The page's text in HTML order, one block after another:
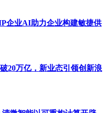
企业AI助力企业构建敏捷供
20万亿，新业态引领创新浪